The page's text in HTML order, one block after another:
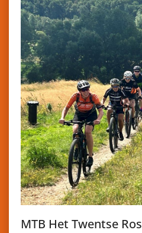
MTB Het Twentse Ros